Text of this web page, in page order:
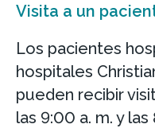
Visita a un
Los pacientes
hospitales
pueden recibir
las 9:00 a. m. y las